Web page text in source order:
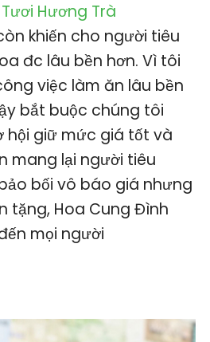
Hương Trà
khiến cho người tiêu
đc lâu bền hơn. Vì tôi
việc làm ăn lâu bền
bắt buộc chúng tôi
hội giữ mức giá tốt và
mang lại người tiêu
bối vô báo giá nhưng
tặng, Hoa Cung Đình
mọi người